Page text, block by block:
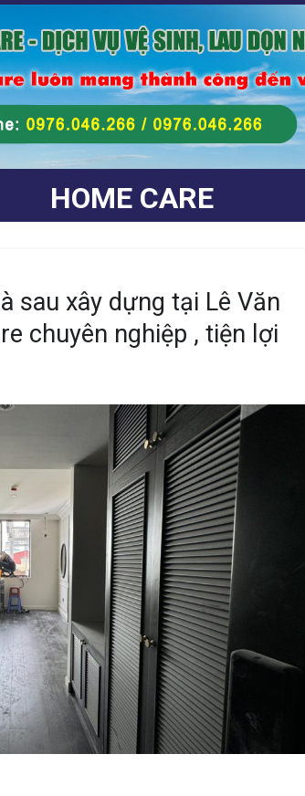
HOME CARE
sau xây dựng tại Lê Văn
chuyên nghiệp , tiện lợi